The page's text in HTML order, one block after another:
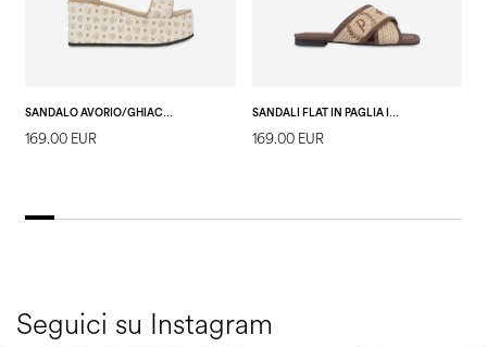
SANDALO AVORIO/GHIACCIO
169.00 EUR
SANDALI FLAT IN PAGLIA INTRECCIATA MACRO HERITAGE NATURALE/MARRONE
169.00 EUR
Seguici su Instagram